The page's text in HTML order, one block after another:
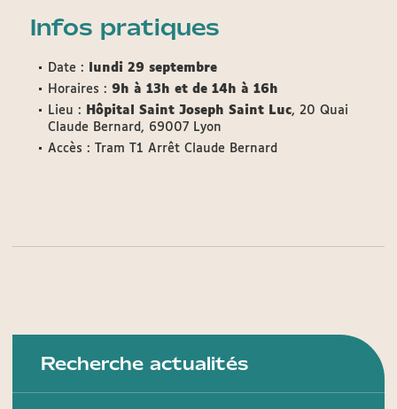
Infos pratiques
Date :
lundi 29 septembre
Horaires : 9h à 13h et de 14h à 16h
Lieu :
Hôpital Saint Joseph Saint Luc, 20 Quai
Claude Bernard, 69007 Lyon
Accès : Tram T1 Arrêt Claude Bernard
Recherche actualités